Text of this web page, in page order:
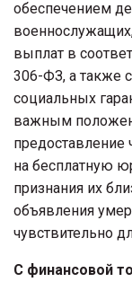
обеспечением
выплат в
306-ФЗ, а также
социальных
важным
предоставление
на бесплатную
признания их
объявления
чувствительно
С финансовой